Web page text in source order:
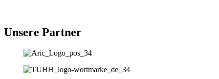
Unsere Partner